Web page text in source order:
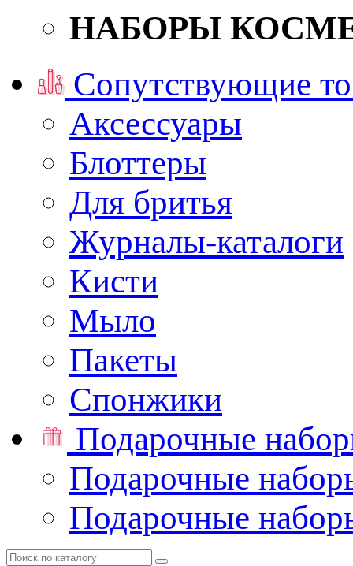
НАБОРЫ
Сопутствующие
Аксессуары
Блоттеры
Для бритья
Журналы-каталоги
Кисти
Мыло
Пакеты
Спонжики
Подарочные
Подарочные
Подарочные